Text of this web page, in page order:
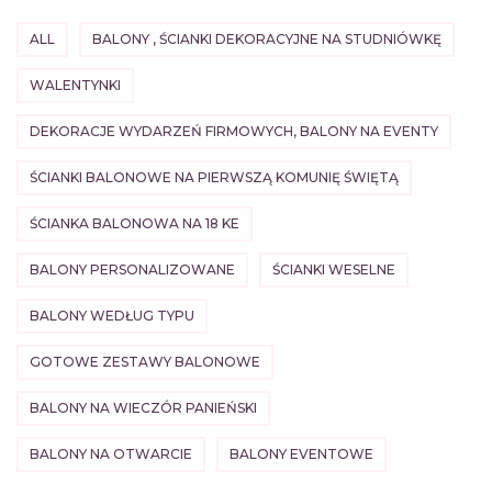
ALL BALONY , ŚCIANKI DEKORACYJNE NA STUDNIÓWKĘ
WALENTYNKI
DEKORACJE WYDARZEŃ FIRMOWYCH, BALONY NA EVENTY
ŚCIANKI BALONOWE NA PIERWSZĄ KOMUNIĘ ŚWIĘTĄ
ŚCIANKA BALONOWA NA 18 KE
BALONY PERSONALIZOWANE ŚCIANKI WESELNE
BALONY WEDŁUG TYPU
GOTOWE ZESTAWY BALONOWE
BALONY NA WIECZÓR PANIEŃSKI
BALONY NA OTWARCIE BALONY EVENTOWE